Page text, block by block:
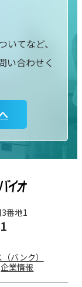
てなど、
い合わせく
番地1
バンク）
企業情報